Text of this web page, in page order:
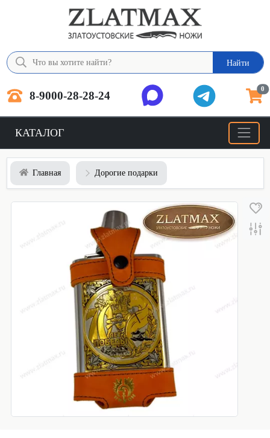
Найти
8-9000-28-28-24 0
КАТАЛОГ
Главная Дорогие подарки